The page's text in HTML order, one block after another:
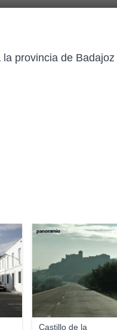
provincia de
Castillo de la
panoramio